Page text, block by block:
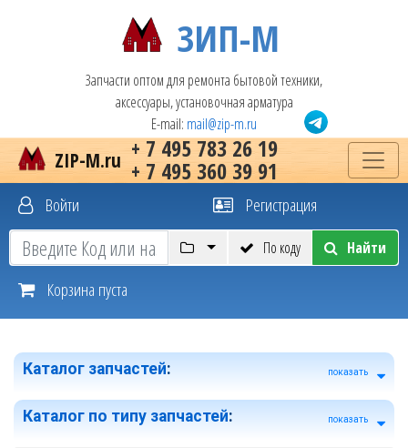
ЗИП-М
Запчасти оптом для ремонта бытовой техники,
аксессуары, установочная арматура
E-mail: mail@zip-m.ru
+ 7 495 783 26 19
+ 7 495 360 39 91
ZIP-M.ru
Войти Регистрация
По коду Найти
Корзина пуста
Каталог запчастей: показать
Каталог по типу запчастей: показать